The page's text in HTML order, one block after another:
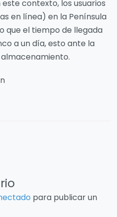
contexto, los usuarios
en línea) en la Península
que el tiempo de llegada
a un día, esto ante la
para publicar un